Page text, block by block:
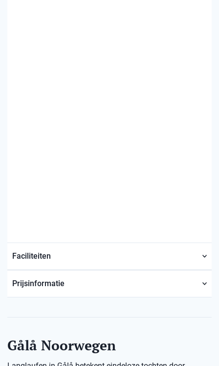
Faciliteiten
Prijsinformatie
Gålå Noorwegen